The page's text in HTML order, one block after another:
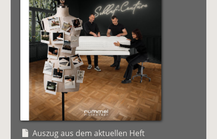
Auszug aus dem aktuellen Heft